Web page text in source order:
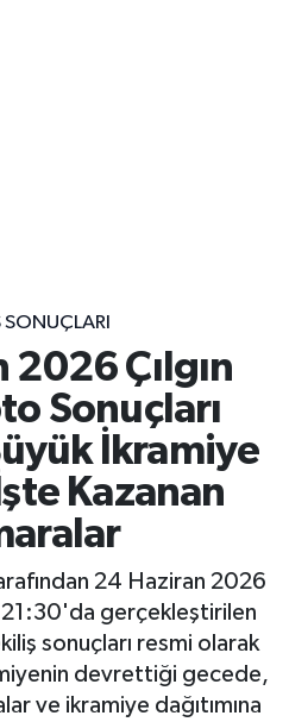
SONUÇLARI
Çılgın
Sonuçları
İkramiye
Kazanan
24 Haziran 2026
gerçekleştirilen
sonuçları resmi olarak
devrettiği gecede,
ve ikramiye dağıtımına